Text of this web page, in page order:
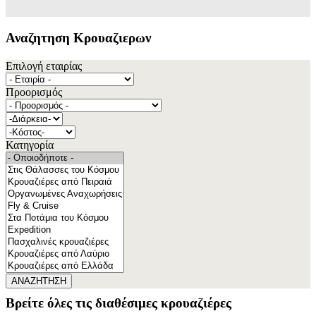
Αναζητηση Κρουαζιερων
Επιλογή εταιρίας
Προορισμός
Κατηγορία
ΑΝΑΖΗΤΗΣΗ
Βρείτε όλες τις διαθέσιμες κρουαζιέρες